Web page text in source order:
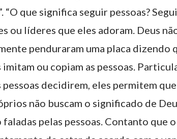
que significa seguir pessoas?
ou líderes que eles adoram. Deus
penduraram uma placa dizendo
ou copiam as pessoas.
decidirem, eles permitem que
não buscam o significado de
pelas pessoas. Contanto que